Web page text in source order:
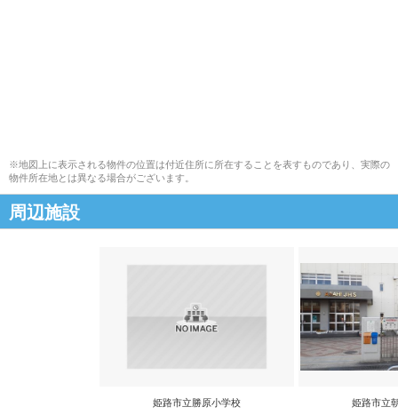
※地図上に表示される物件の位置は付近住所に所在することを表すものであり、実際の
物件所在地とは異なる場合がございます。
周辺施設
姫路市立勝原小学校 姫路市立